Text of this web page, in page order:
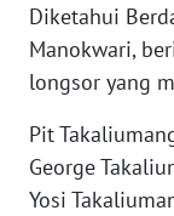
Diketahui
Manokwari,
longsor yang
Pit
George
Yosi
REDAKSI
DISCLAIMER